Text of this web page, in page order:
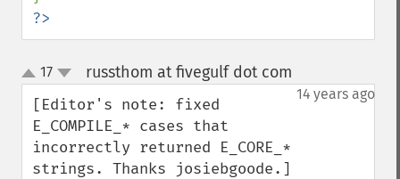
?>
up
down
17 russthom at fivegulf dot com
14 years ago
[Editor's note: fixed
E_COMPILE_* cases that
incorrectly returned E_CORE_*
strings. Thanks josiebgoode.]